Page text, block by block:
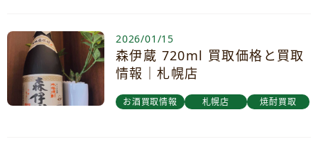
2026/01/15
森伊蔵 720ml 買取価格と買取
情報｜札幌店
お酒買取情報 札幌店 焼酎買取